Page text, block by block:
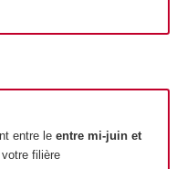
entre le entre mi-juin et
filière